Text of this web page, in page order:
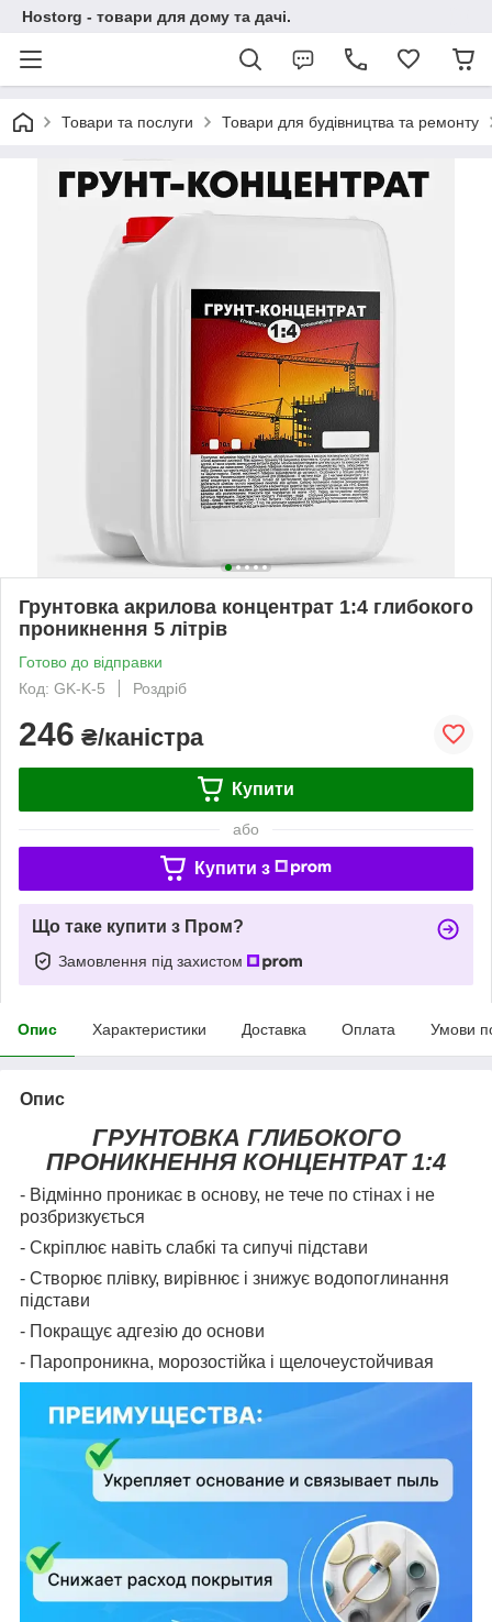
Hostorg - товари для дому та дачі.
Товари та послуги Товари для будівництва та ремонту
Грунтовка акрилова концентрат 1:4 глибокого
проникнення 5 літрів
Готово до відправки
Код: GK-K-5
Роздріб
246 ₴/каністра
Купити
або
Купити з
Що таке купити з Пром?
Замовлення під захистом
Опис Характеристики Доставка Оплата Умови
Опис
ГРУНТОВКА ГЛИБОКОГО
ПРОНИКНЕННЯ КОНЦЕНТРАТ 1:4
- Відмінно проникає в основу, не тече по стінах і не
розбризкується
- Скріплює навіть слабкі та сипучі підстави
- Створює плівку, вирівнює і знижує водопоглинання
підстави
- Покращує адгезію до основи
- Паропроникна, морозостійка і щелочеустойчивая